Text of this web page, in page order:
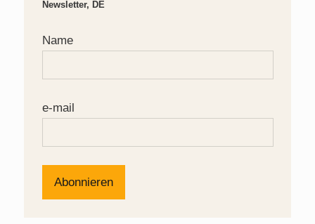
Newsletter, DE
Name
e-mail